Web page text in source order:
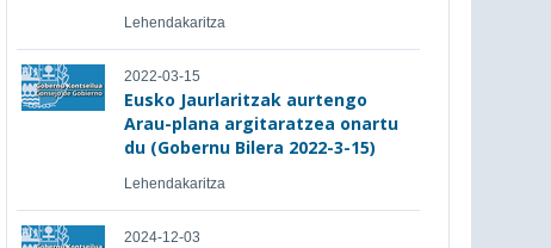
Lehendakaritza
2022-03-15
Eusko Jaurlaritzak aurtengo
Arau-plana argitaratzea onartu
du (Gobernu Bilera 2022-3-15)
Lehendakaritza
2024-12-03